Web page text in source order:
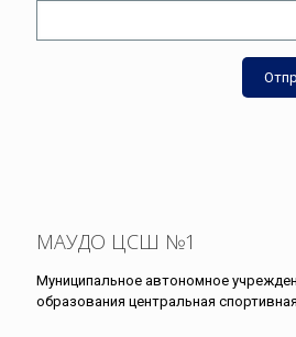
МАУДО ЦСШ №1
Муниципальное автономное
образования центральная